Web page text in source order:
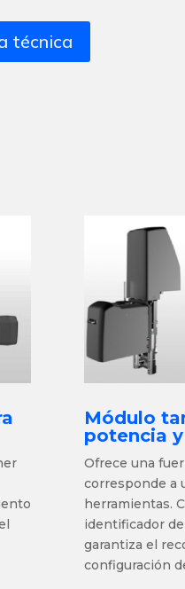
técnica
Módulo
potencia
Ofrece una
corresponde a
herramientas.
identificador
garantiza el
configuración